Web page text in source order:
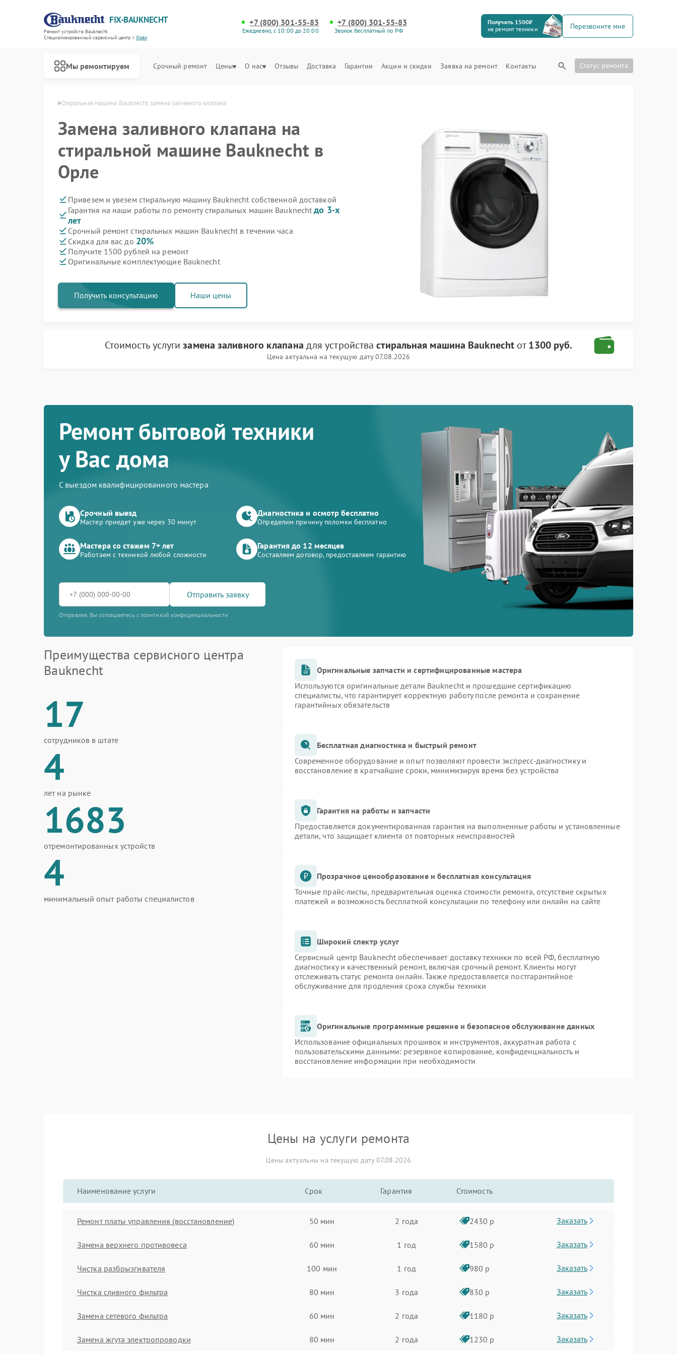
FIX-BAUKNECHT
Ремонт устройств Bauknecht
Специализированный cервисный центр г.Орёл
+7 (800) 301-55-83
Ежедневно, с 10:00 до 20:00
+7 (800) 301-55-83
Звонок бесплатный по РФ
Получить 1500₽
на ремонт техники
Перезвоните мне
Мы ремонтируем Срочный ремонт Цены О нас Отзывы Доставка Гарантии Акции и скидки Заявка на ремонт Контакты Статус ремонта
Стиральная машина Bauknecht замена заливного клапана
Замена заливного клапана на
стиральной машине Bauknecht в
Орле
Привезем и увезем стиральную машину Bauknecht собственной доставкой
Гарантия на наши работы по ремонту стиральных машин Bauknechtдо 3-х
лет
Срочный ремонт стиральных машин Bauknecht в течении часа
Скидка для вас до 20%
Получите 1500 рублей на ремонт
Оригинальные комплектующие Bauknecht
Получить консультацию Наши цены
Стоимость услугизамена заливного клапана для устройствастиральная машина Bauknecht от1300 руб.
Цена актуальна на текущую дату 07.08.2026
Ремонт бытовой техники
у Вас дома
С выездом квалифицированного мастера
Срочный выезд
Мастер приедет уже через 30 минут
Диагностика и осмотр бесплатно
Определим причину поломки бесплатно
Мастера со стажем 7+ лет
Работаем с техникой любой сложности
Гарантия до 12 месяцев
Составляем договор, предоставляем гарантию
Отправить заявку
Отправляя, Вы соглашаетесь с политикой конфиденциальности
Преимущества сервисного центра
Bauknecht
17
сотрудников в штате
4
лет на рынке
1683
отремонтированных устройств
4
минимальный опыт работы специалистов
Оригинальные запчасти и сертифицированные мастера
Используются оригинальные детали Bauknecht и прошедшие сертификацию
специалисты, что гарантирует корректную работу после ремонта и сохранение
гарантийных обязательств
Бесплатная диагностика и быстрый ремонт
Современное оборудование и опыт позволяют провести экспресс-диагностику и
восстановление в кратчайшие сроки, минимизируя время без устройства
Гарантия на работы и запчасти
Предоставляется документированная гарантия на выполненные работы и установленные
детали, что защищает клиента от повторных неисправностей
Прозрачное ценообразование и бесплатная консультация
Точные прайс-листы, предварительная оценка стоимости ремонта, отсутствие скрытых
платежей и возможность бесплатной консультации по телефону или онлайн на сайте
Широкий спектр услуг
Сервисный центр Bauknecht обеспечивает доставку техники по всей РФ, бесплатную
диагностику и качественный ремонт, включая срочный ремонт. Клиенты могут
отслеживать статус ремонта онлайн. Также предоставляется постгарантийное
обслуживание для продления срока службы техники
Оригинальные программные решение и безопасное обслуживание данных
Использование официальных прошивок и инструментов, аккуратная работа с
пользовательскими данными: резервное копирование, конфиденциальность и
восстановление информации при необходимости
Цены на услуги ремонта
Цены актуальны на текущую дату 07.08.2026
Наименование услуги Срок Гарантия Стоимость
Ремонт платы управления (восстановление) 50 мин 2 года 2430 р Заказать
Замена верхнего противовеса 60 мин 1 год 1580 р Заказать
Чистка разбрызгивателя 100 мин 1 год 980 р Заказать
Чистка сливного фильтра 80 мин 3 года 830 р Заказать
Замена сетевого фильтра 60 мин 2 года 1180 р Заказать
Замена жгута электропроводки 80 мин 2 года 1230 р Заказать